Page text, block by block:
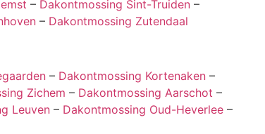
– Dakontmossing Sint-Truiden –
– Dakontmossing Zutendaal
– Dakontmossing Kortenaken –
Zichem – Dakontmossing Aarschot –
Leuven – Dakontmossing Oud-Heverlee –